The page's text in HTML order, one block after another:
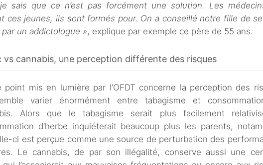
sais que ce n’est pas forcément une solution. Les
ces jeunes, ils sont formés pour. On a conseillé notre fille de
un addictologue », explique par exemple ce père de 55 ans.
vs cannabis, une perception différente des risques
point mis en lumière par l’OFDT concerne la perception des
varier énormément entre tabagisme et
Alors que le tabagisme serait plus facilement
d’herbe inquiéterait beaucoup plus les parents,
ci est perçue comme une source de perturbation des
Le cannabis, de par son illégalité, conserve aussi une